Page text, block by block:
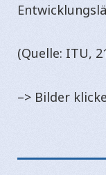
(Quelle: ITU,
–> Bilder